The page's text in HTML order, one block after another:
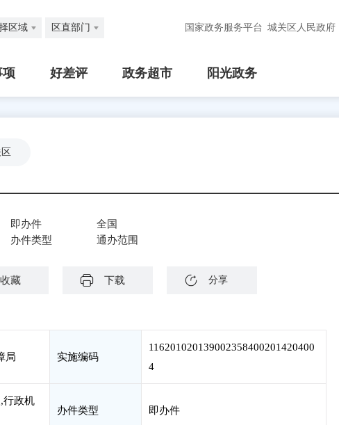
区域 区直部门 国家政务服务平台 城关区人民政府
项 好差评 政务超市 阳光政务
即办件
办件类型
全国
通办范围
收藏 下载 分享
局 实施编码
116201020139002358400201420400
4
行政机
办件类型 即办件